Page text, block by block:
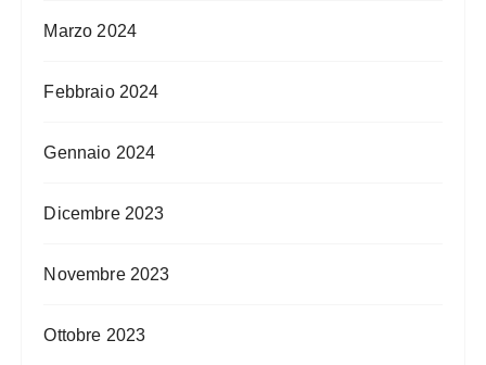
Marzo 2024
Febbraio 2024
Gennaio 2024
Dicembre 2023
Novembre 2023
Ottobre 2023